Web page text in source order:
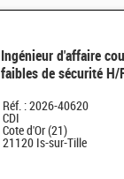
Ingénieur d'affaire
faibles de sécurité H/
Réf. : 2026-40620
CDI
Cote d'Or (21)
21120 Is-sur-Tille